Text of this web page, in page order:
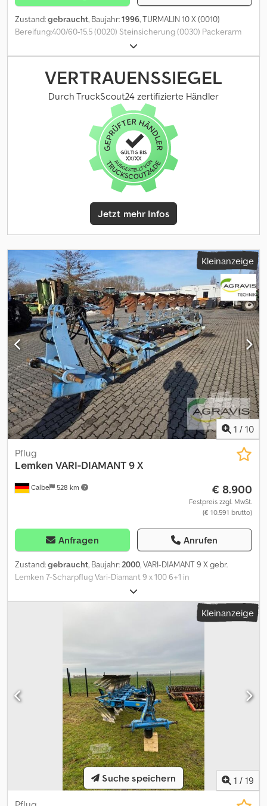
Zustand:gebraucht, Baujahr:1996, TURMALIN 10 X (0010)
Bereifung:400/60-15.5 (0020) Steinsicherung (0030) Packerarm
Csdpoy Dwbtjfx Ad Isha (0040) Packer mit Krümmler (0050) mit 3-
Punkt Anbau
VERTRAUENSSIEGEL
Durch TruckScout24 zertifizierte Händler
Jetzt mehr Infos
Kleinanzeige
1 / 10
Calbe 528 km
Pflug
Lemken VARI-DIAMANT 9 X
€ 8.900
Festpreis zzgl. MwSt.
(€ 10.591 brutto)
Anfragen Anrufen
Zustand:gebraucht, Baujahr:2000, VARI-DIAMANT 9 X gebr.
Lemken 7-Scharpflug Vari-Diamant 9 x 100 6+1 in
Serienausstattung Baujahr 2000 Streifenkörper BS42
mechanische Steinsicherung 100er Körperabstand Rad 500/45-
22.5 Csdpfx Ajyk I T Ejd Isha Scheibensech Einlegehände hydr.
Kleinanzeige
1 / 19
Suche speichern